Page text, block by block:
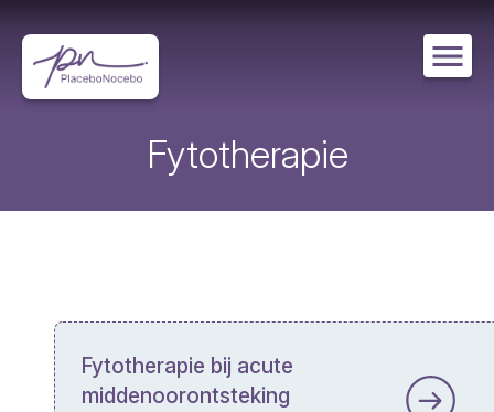
en
naar
de
Fytotherapie
Fytotherapie bij acute
middenoorontsteking